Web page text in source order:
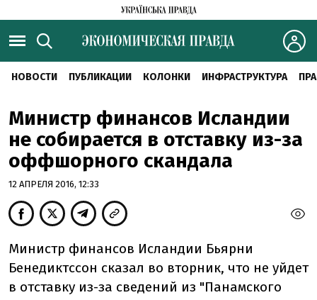
НОВОСТИ ПУБЛИКАЦИИ КОЛОНКИ ИНФРАСТРУКТУРА
Министр финансов Исландии
не собирается в отставку из-за
оффшорного скандала
12 АПРЕЛЯ 2016, 12:33
Министр финансов Исландии Бьярни
Бенедиктссон сказал во вторник, что не уйдет
в отставку из-за сведений из "Панамского